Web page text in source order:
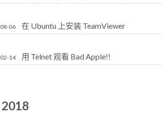
08-06 在 Ubuntu 上安装 TeamViewer
02-14 用 Telnet 观看 Bad Apple!!
2018